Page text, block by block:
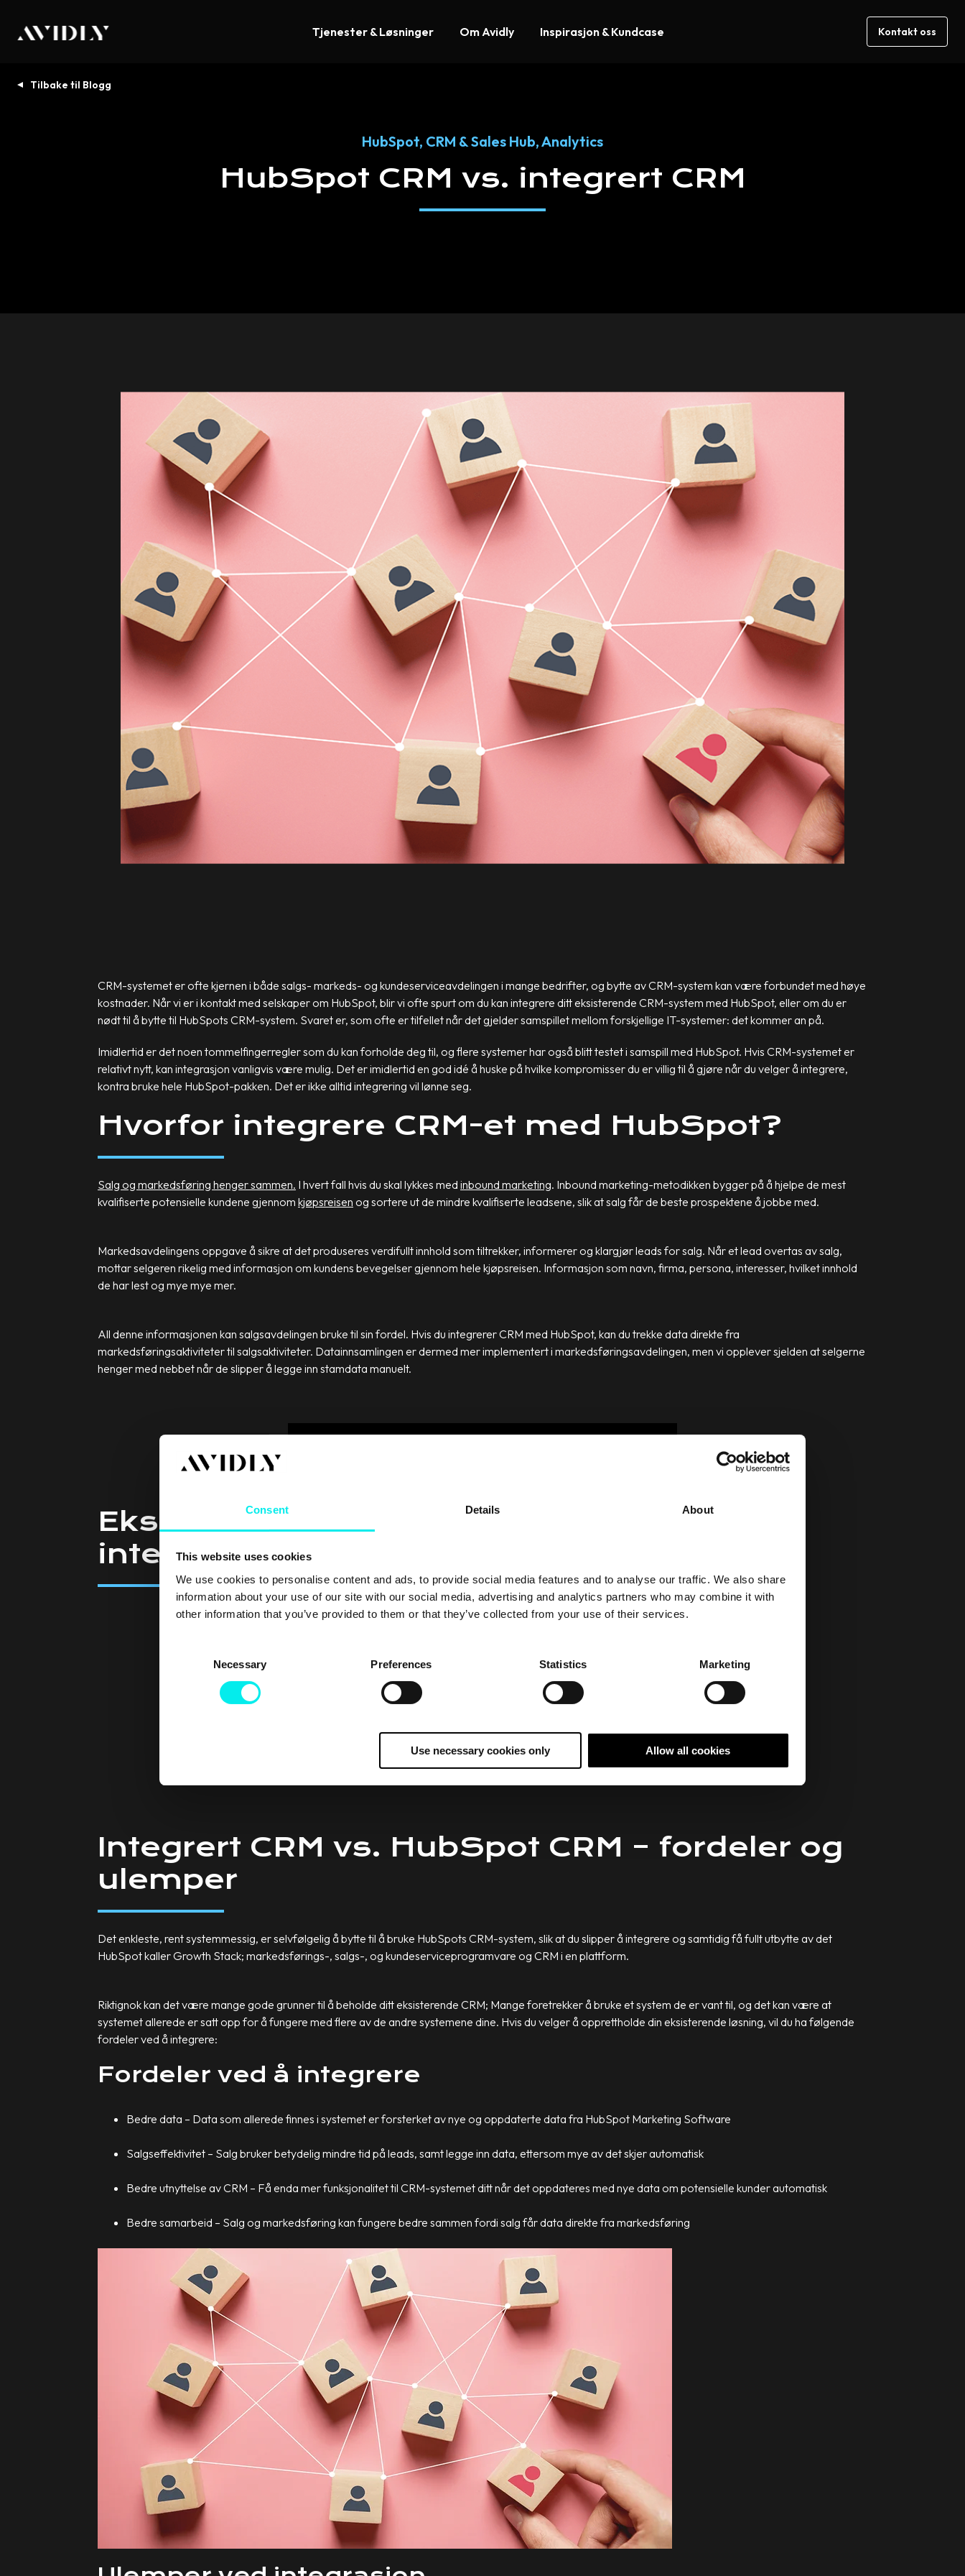
Consent Details About
This website uses cookies
We use cookies to personalise content and ads, to provide social media features and to analyse our traffic. We also share
information about your use of our site with our social media, advertising and analytics partners who may combine it with
other information that you’ve provided to them or that they’ve collected from your use of their services.
e
t
i
o
Necessary Preferences Statistics Marketing
Use necessary cookies only Allow all cookies
Tjenester & Løsninger Om Avidly Inspirasjon & Kundcase Kontakt oss
Tilbake til Blogg
HubSpot, CRM & Sales Hub,Analytics
HubSpot CRM vs. integrert CRM
CRM-systemet er ofte kjernen i både salgs- markeds- og kundeserviceavdelingen i mange bedrifter, og bytte av CRM-system kan være forbundet med høye
kostnader. Når vi er i kontakt med selskaper om HubSpot, blir vi ofte spurt om du kan integrere ditt eksisterende CRM-system med HubSpot, eller om du er
nødt til å bytte til HubSpots CRM-system. Svaret er, som ofte er tilfellet når det gjelder samspillet mellom forskjellige IT-systemer: det kommer an på.
Imidlertid er det noen tommelfingerregler som du kan forholde deg til, og flere systemer har også blitt testet i samspill med HubSpot. Hvis CRM-systemet er
relativt nytt, kan integrasjon vanligvis være mulig. Det er imidlertid en god idé å huske på hvilke kompromisser du er villig til å gjøre når du velger å integrere,
kontra bruke hele HubSpot-pakken. Det er ikke alltid integrering vil lønne seg.
Hvorfor integrere CRM-et med HubSpot?
Salg og markedsføring henger sammen. I hvert fall hvis du skal lykkes med inbound marketing. Inbound marketing-metodikken bygger på å hjelpe de mest
kvalifiserte potensielle kundene gjennom kjøpsreisen og sortere ut de mindre kvalifiserte leadsene, slik at salg får de beste prospektene å jobbe med.
Markedsavdelingens oppgave å sikre at det produseres verdifullt innhold som tiltrekker, informerer og klargjør leads for salg. Når et lead overtas av salg,
mottar selgeren rikelig med informasjon om kundens bevegelser gjennom hele kjøpsreisen. Informasjon som navn, firma, persona, interesser, hvilket innhold
de har lest og mye mye mer.
All denne informasjonen kan salgsavdelingen bruke til sin fordel. Hvis du integrerer CRM med HubSpot, kan du trekke data direkte fra
markedsføringsaktiviteter til salgsaktiviteter. Datainnsamlingen er dermed mer implementert i markedsføringsavdelingen, men vi opplever sjelden at selgerne
henger med nebbet når de slipper å legge inn stamdata manuelt.
Ekspertvideo: Hvor ressurskrevende er en
integrasjon med HubSpot?
Integrert CRM vs. HubSpot CRM – fordeler og
ulemper
Det enkleste, rent systemmessig, er selvfølgelig å bytte til å bruke HubSpots CRM-system, slik at du slipper å integrere og samtidig få fullt utbytte av det
HubSpot kaller Growth Stack; markedsførings-, salgs-, og kundeserviceprogramvare og CRM i en plattform.
Riktignok kan det være mange gode grunner til å beholde ditt eksisterende CRM; Mange foretrekker å bruke et system de er vant til, og det kan være at
systemet allerede er satt opp for å fungere med flere av de andre systemene dine. Hvis du velger å opprettholde din eksisterende løsning, vil du ha følgende
fordeler ved å integrere:
Fordeler ved å integrere
Bedre data – Data som allerede finnes i systemet er forsterket av nye og oppdaterte data fra HubSpot Marketing Software
Salgseffektivitet – Salg bruker betydelig mindre tid på leads, samt legge inn data, ettersom mye av det skjer automatisk
Bedre utnyttelse av CRM – Få enda mer funksjonalitet til CRM-systemet ditt når det oppdateres med nye data om potensielle kunder automatisk
Bedre samarbeid – Salg og markedsføring kan fungere bedre sammen fordi salg får data direkte fra markedsføring